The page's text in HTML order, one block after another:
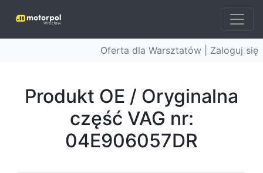
Oferta dla Warsztatów | Zaloguj się
Produkt OE / Oryginalna
część VAG nr:
04E906057DR